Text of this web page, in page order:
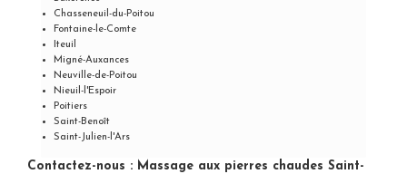
Chasseneuil-du-Poitou
Fontaine-le-Comte
Iteuil
Migné-Auxances
Neuville-de-Poitou
Nieuil-l'Espoir
Poitiers
Saint-Benoît
Saint-Julien-l'Ars
Contactez-nous : Massage aux pierres chaudes Saint-